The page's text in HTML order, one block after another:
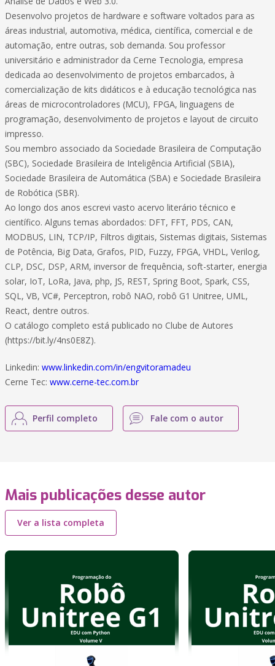
Desenvolvo projetos de hardware e software voltados para as
áreas industrial, automotiva, médica, científica, comercial e de
automação, entre outras, sob demanda. Sou professor
universitário e administrador da Cerne Tecnologia, empresa
dedicada ao desenvolvimento de projetos embarcados, à
comercialização de kits didáticos e à educação tecnológica nas
áreas de microcontroladores (MCU), FPGA, linguagens de
programação, desenvolvimento de projetos e layout de circuito
impresso.
Sou membro associado da Sociedade Brasileira de Computação
(SBC), Sociedade Brasileira de Inteligência Artificial (SBIA),
Sociedade Brasileira de Automática (SBA) e Sociedade Brasileira
de Robótica (SBR).
Ao longo dos anos escrevi vasto acervo literário técnico e
científico. Alguns temas abordados: DFT, FFT, PDS, CAN,
MODBUS, LIN, TCP/IP, Filtros digitais, Sistemas digitais, Sistemas
de Potência, Big Data, Grafos, PID, Fuzzy, FPGA, VHDL, Verilog,
CLP, DSC, DSP, ARM, inversor de frequência, soft-starter, energia
solar, IoT, LoRa, Java, php, JS, REST, Spring Boot, Spark, CSS,
SQL, VB, VC#, Perceptron, robô NAO, robô G1 Unitree, UML,
React, dentre outros.
O catálogo completo está publicado no Clube de Autores
(https://bit.ly/4ns0E8Z).
Linkedin: www.linkedin.com/in/engvitoramadeu
Cerne Tec: www.cerne-tec.com.br
Perfil completo Fale com o autor
Mais publicações desse autor
Ver a lista completa